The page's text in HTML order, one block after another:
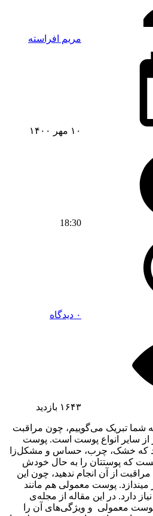
مریم افراسته
۱۰ مهر ۱۴۰۰
18:30
۰ دیدگاه
۱۶۴۳ بازدید
شما تبریک می‌گوییم، چون مراقبت
از سایر انواع پوست است. پوست
که خشک، چرب، حساس و مشکل‌زا
که پوستتان را به حال خودش
مراقبت از آن انجام ندهید، چون این
پوست معمولی هم مانند
دارد. در این مقاله از مجله‌ی
معمولی و ویژگی‌های آن را